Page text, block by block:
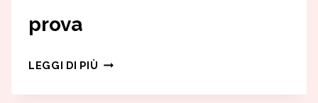
prova
LEGGI DI PIÙ PROVA